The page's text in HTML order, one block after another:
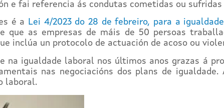
e fai referencia ás condutas cometidas ou
é a
Lei 4/2023 do 28 de febreiro, para a
que as empresas de máis de 50 persoas
inclúa un protocolo de actuación de acoso ou
na igualdade laboral nos últimos anos grazas á
nas negociacións dos plans de
laboral.